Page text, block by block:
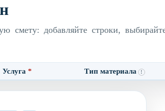
смету: добавляйте строки,
Услуга * Тип материала !